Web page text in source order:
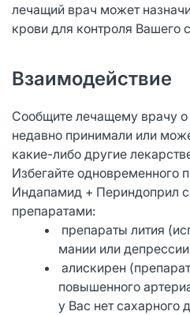
лечащий врач может
крови для контроля Вашего
Взаимодействие
Сообщите лечащему врачу
недавно принимали или
какие-либо другие
Избегайте одновременного
Индапамид + Периндоприл
препаратами:
препараты лития
мании или
алискирен
повышенного
у Вас нет сахарного